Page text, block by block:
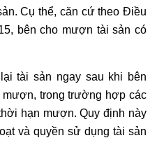
Cụ thể, căn cứ theo Điều
bên cho mượn tài sản có
tài sản ngay sau khi bên
trong trường hợp các
hạn mượn. Quy định này
và quyền sử dụng tài sản